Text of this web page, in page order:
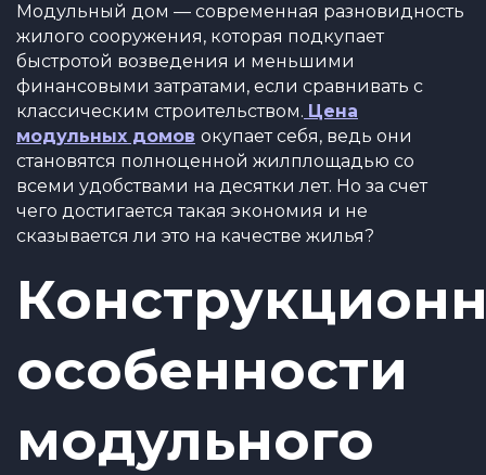
Модульный дом — современная разновидность
жилого сооружения, которая подкупает
быстротой возведения и меньшими
финансовыми затратами, если сравнивать с
классическим строительством. Цена
модульных домов окупает себя, ведь они
становятся полноценной жилплощадью со
всеми удобствами на десятки лет. Но за счет
чего достигается такая экономия и не
сказывается ли это на качестве жилья?
особенности
модульного